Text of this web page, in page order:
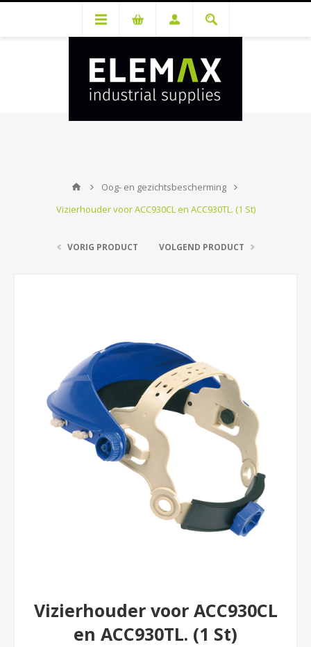
Je hebt een account nodig om prijzen te bekijken en bestellingen te
Oog- en gezichtsbescherming
Vizierhouder voor ACC930CL en ACC930TL. (1 St)
VORIG PRODUCT VOLGEND PRODUCT
Vizierhouder voor ACC930CL
en ACC930TL. (1 St)